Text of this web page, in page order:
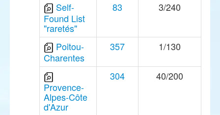
Self-
Found List
"raretés"
83 3/240
Poitou-
Charentes
357 1/130
Provence-
Alpes-Côte
d'Azur
304 40/200